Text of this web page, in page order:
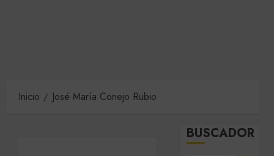
Inicio José María Conejo Rubio
BUSCADOR